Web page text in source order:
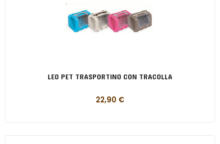
LEO PET TRASPORTINO CON TRACOLLA
22,90 €